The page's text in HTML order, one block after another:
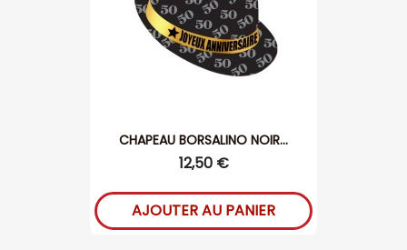
CHAPEAU BORSALINO NOIR...
12,50 €
AJOUTER AU PANIER